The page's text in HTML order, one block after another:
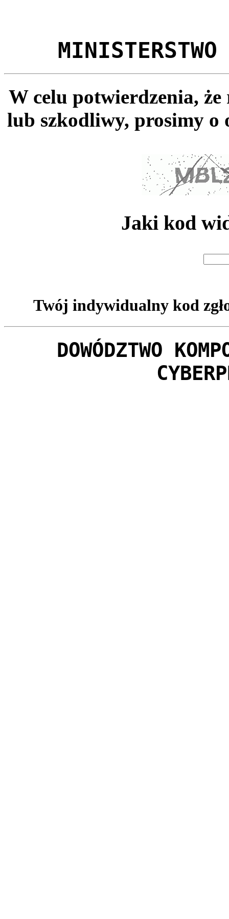
MINISTERSTWO
W celu potwierdzenia,
lub szkodliwy, prosimy o
Jaki kod
Twój indywidualny kod
DOWÓDZTWO